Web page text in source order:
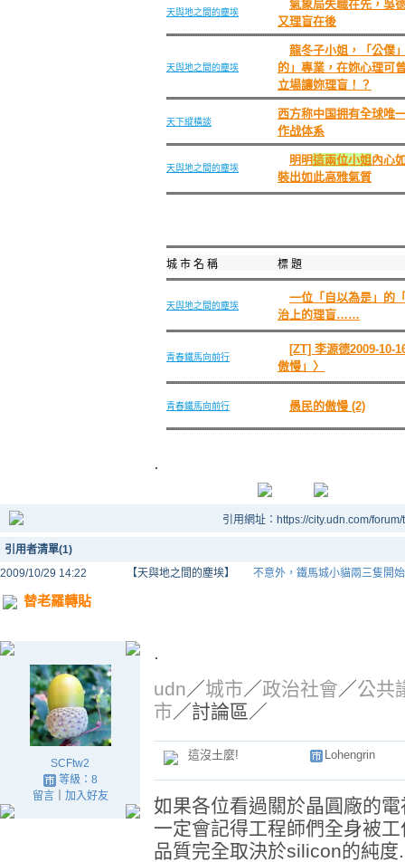
天與地之間的塵埃
氣象局失職在先，吳
又理盲在後
天與地之間的塵埃
龍冬子小姐，「公僕
的」專業，在妳心理可
立場讓妳理盲！？
天下縱橫談
西方称中国拥有全球唯
作战体系
天與地之間的塵埃
明明這兩位小姐內心
裝出如此高雅氣質
城 市 名 稱 標 題
天與地之間的塵埃
一位「自以為是」的
治上的理盲……
青春鐵馬向前行
[ZT] 李源德2009-10-
傲慢」〉
青春鐵馬向前行 愚民的傲慢 (2)
.
引用網址：https://city.udn.com/
引用者清單(1)
2009/10/29 14:22
【天與地之間的塵埃】 不意外，鐵馬城小貓兩三隻開
替老羅轉貼
SCFtw2
等級：8
留言｜ 加入好友
.
udn／城市／政治社會／公共
市／討論區／
這沒土麼! Lohengrin
如果各位看過關於晶圓廠的
一定會記得工程師們全身被
品質完全取決於silicon的純